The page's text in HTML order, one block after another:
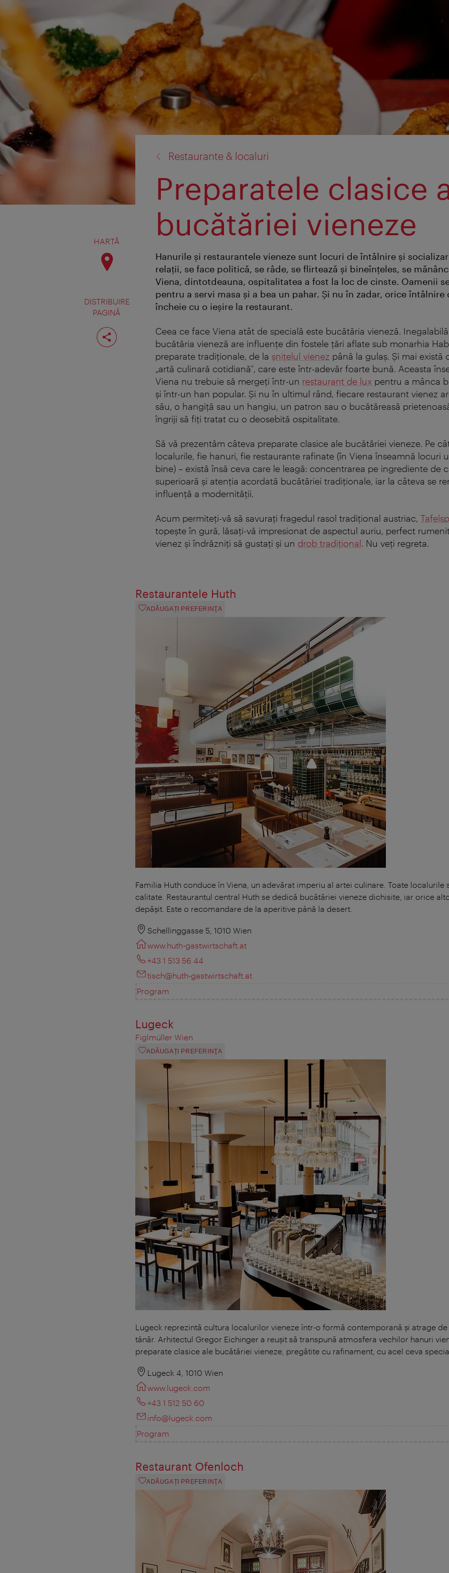
HARTĂ
DISTRIBUIRE
PAGINĂ
Distribuiţi
pagina
Restaurante & localuri
Preparatele clasice
bucătăriei vieneze
Hanurile şi restaurantele vieneze sunt locuri de întâlnire şi
relaţii, se face politică, se râde, se flirtează şi bineînţeles, se
Viena, dintotdeauna, ospitalitatea a fost la loc de cinste. Oamenii
pentru a servi masa şi a bea un pahar. Şi nu în zadar, orice întâlnire
încheie cu o ieşire la restaurant.
Ceea ce face Viena atât de specială este bucătăria vieneză.
bucătăria vieneză are influenţe din fostele ţări aflate sub monarhia
preparate tradiţionale, de la şniţelul vienez până la gulaş. Şi mai există
„artă culinară cotidiană“, care este într-adevăr foarte bună. Aceasta
Viena nu trebuie să mergeţi într-un restaurant de lux pentru a mânca
şi într-un han popular. Şi nu în ultimul rând, fiecare restaurant vienez
său, o hangiţă sau un hangiu, un patron sau o bucătăreasă
îngriji să fiţi tratat cu o deosebită ospitalitate.
Să vă prezentăm câteva preparate clasice ale bucătăriei vieneze. Pe
localurile, fie hanuri, fie restaurante rafinate (în Viena înseamnă locuri
bine) – există însă ceva care le leagă: concentrarea pe ingrediente de
superioară şi atenţia acordată bucătăriei tradiţionale, iar la câteva se
influenţă a modernităţii.
Acum permiteţi-vă să savuraţi fragedul rasol tradiţional austriac,
topeşte în gură, lăsaţi-vă impresionat de aspectul auriu, perfect
vienez şi îndrăzniţi să gustaţi şi un drob tradiţional. Nu veţi regreta.
Restaurantele Huth
ADĂUGAȚI PREFERINŢA
Familia Huth conduce în Viena, un adevărat imperiu al artei culinare. Toate localurile
calitate. Restaurantul central Huth se dedică bucătăriei vieneze dichisite, iar orice
depăşit. Este o recomandare de la aperitive până la desert.
Schellinggasse 5, 1010 Wien
www.huth-gastwirtschaft.at
+43 1 513 56 44
tisch@huth-gastwirtschaft.at
Program
Lugeck
Figlmüller Wien
ADĂUGAȚI PREFERINŢA
Lugeck reprezintă cultura localurilor vieneze într-o formă contemporană şi atrage
tânăr. Arhitectul Gregor Eichinger a reuşit să transpună atmosfera vechilor hanuri
preparate clasice ale bucătăriei vieneze, pregătite cu rafinament, cu acel ceva
Lugeck 4, 1010 Wien
www.lugeck.com
+43 1 512 50 60
info@lugeck.com
Program
Restaurant Ofenloch
ADĂUGAȚI PREFERINŢA